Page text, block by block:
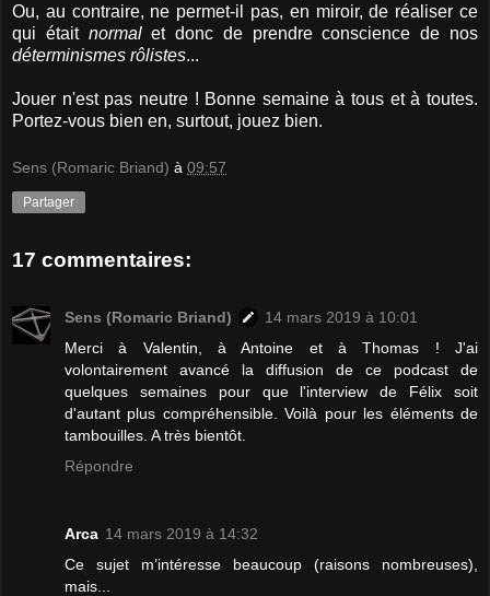
Ou, au contraire, ne permet-il pas, en miroir, de réaliser ce
qui était normalet donc de prendre conscience de nos
déterminismes rôlistes...
Jouer n'est pas neutre ! Bonne semaine à tous et à toutes.
Portez-vous bien en, surtout, jouez bien.
Sens (Romaric Briand) à 09:57
Partager
17 commentaires:
Sens (Romaric Briand)
14 mars 2019 à 10:01
Merci à Valentin, à Antoine et à Thomas ! J'ai
volontairement avancé la diffusion de ce podcast de
quelques semaines pour que l'interview de Félix soit
d'autant plus compréhensible. Voilà pour les éléments de
tambouilles. A très bientôt.
Répondre
Arca 14 mars 2019 à 14:32
Ce sujet m’intéresse beaucoup (raisons nombreuses),
mais...